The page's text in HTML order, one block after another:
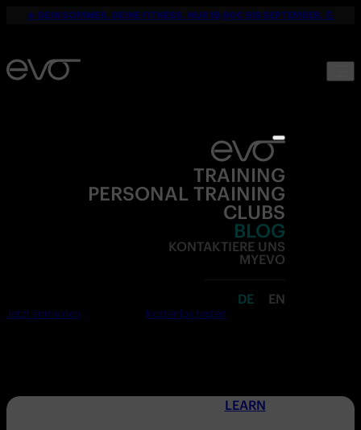
☀️ DEIN SOMMER. DEINE FITNESS. NUR 19,90€ BIS SEPTEMBER. 💪
TRAINING
PERSONAL TRAINING
CLUBS
BLOG
KONTAKTIERE UNS
MYEVO
DE EN
Jetzt anmelden Kostenlos testen
LEARN